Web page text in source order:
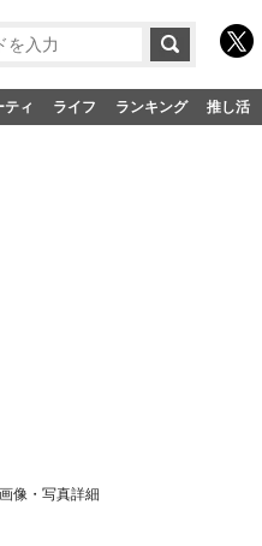
ティ ライフ ランキング 推し活
画像・写真詳細